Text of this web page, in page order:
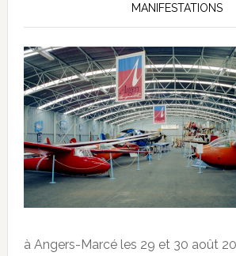
MANIFESTATIONS
à Angers-Marcé les 29 et 30 août